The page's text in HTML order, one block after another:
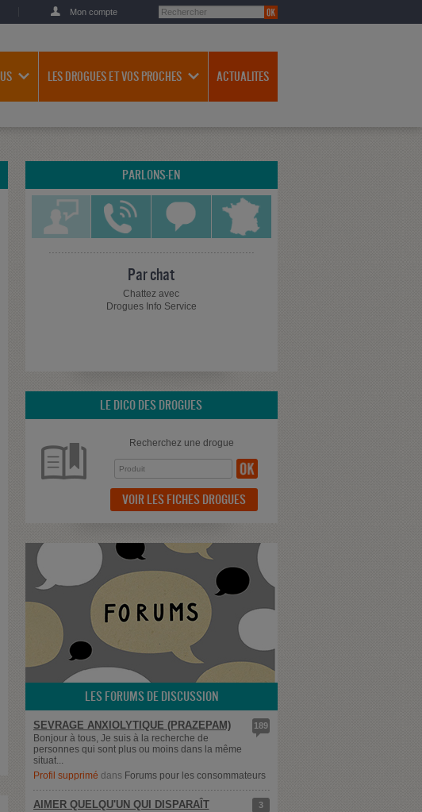
Mon compte
LES DROGUES ET VOS PROCHES ACTUALITES
PARLONS-EN
Par chat
Chattez avec
Drogues Info Service
LE DICO DES DROGUES
Recherchez une drogue
VOIR LES FICHES DROGUES
LES FORUMS DE DISCUSSION
189
SEVRAGE ANXIOLYTIQUE (PRAZEPAM)
Bonjour à tous, Je suis à la recherche de
personnes qui sont plus ou moins dans la même
situat...
Profil supprimé dans Forums pour les consommateurs
3
AIMER QUELQU'UN QUI DISPARAÎT